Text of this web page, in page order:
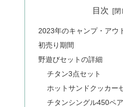
目次
2023年のキャンプ・アウ
初売り期間
野遊びセットの詳細
チタン3点セット
ホットサンドクッカー
チタンシングル450ペ